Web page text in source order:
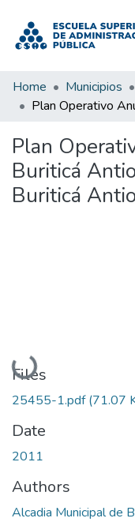
Home Municipios
Plan
Buriticá
Buriticá
Loading...
Files
25455-1.pdf(71.07
Date
2011
Authors
Alcadia Municipal de